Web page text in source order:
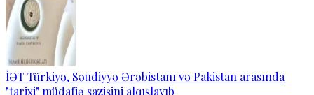
İƏT Türkiyə, Səudiyyə Ərəbistanı və Pakistan arasında
"tarixi" müdafiə sazişini alqışlayıb